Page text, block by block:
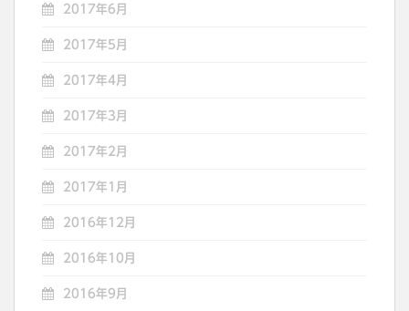
2017年6月
2017年5月
2017年4月
2017年3月
2017年2月
2017年1月
2016年12月
2016年10月
2016年9月